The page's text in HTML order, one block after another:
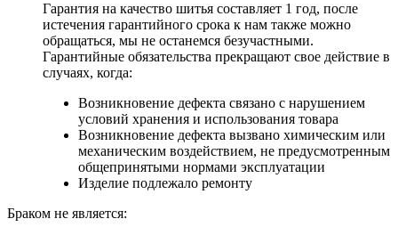
Гарантия на качество шитья составляет 1 год, после
истечения гарантийного срока к нам также можно
обращаться, мы не останемся безучастными.
Гарантийные обязательства прекращают свое действие в
случаях, когда:
Возникновение дефекта связано с нарушением
условий хранения и использования товара
Возникновение дефекта вызвано химическим или
механическим воздействием, не предусмотренным
общепринятыми нормами эксплуатации
Изделие подлежало ремонту
Браком не является: